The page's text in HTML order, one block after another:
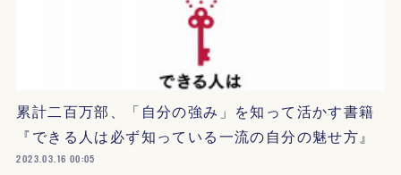
累計二百万部、「自分の強み」を知って活かす書籍
『できる人は必ず知っている一流の自分の魅せ方』
2023.03.16 00:05